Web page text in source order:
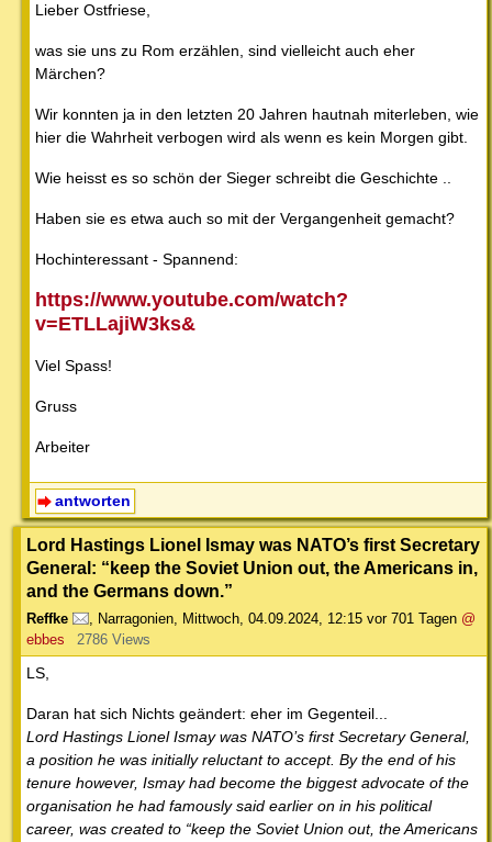
Lieber Ostfriese,
was sie uns zu Rom erzählen, sind vielleicht auch eher
Märchen?
Wir konnten ja in den letzten 20 Jahren hautnah miterleben, wie
hier die Wahrheit verbogen wird als wenn es kein Morgen gibt.
Wie heisst es so schön der Sieger schreibt die Geschichte ..
Haben sie es etwa auch so mit der Vergangenheit gemacht?
Hochinteressant - Spannend:
https://www.youtube.com/watch?
v=ETLLajiW3ks&
Viel Spass!
Gruss
Arbeiter
antworten
Lord Hastings Lionel Ismay was NATO’s first Secretary
General: “keep the Soviet Union out, the Americans in,
and the Germans down.”
Reffke , Narragonien, Mittwoch, 04.09.2024, 12:15 vor 701 Tagen @
ebbes
2786 Views
LS,
Daran hat sich Nichts geändert: eher im Gegenteil...
Lord Hastings Lionel Ismay was NATO’s first Secretary General,
a position he was initially reluctant to accept. By the end of his
tenure however, Ismay had become the biggest advocate of the
organisation he had famously said earlier on in his political
career, was created to “keep the Soviet Union out, the Americans